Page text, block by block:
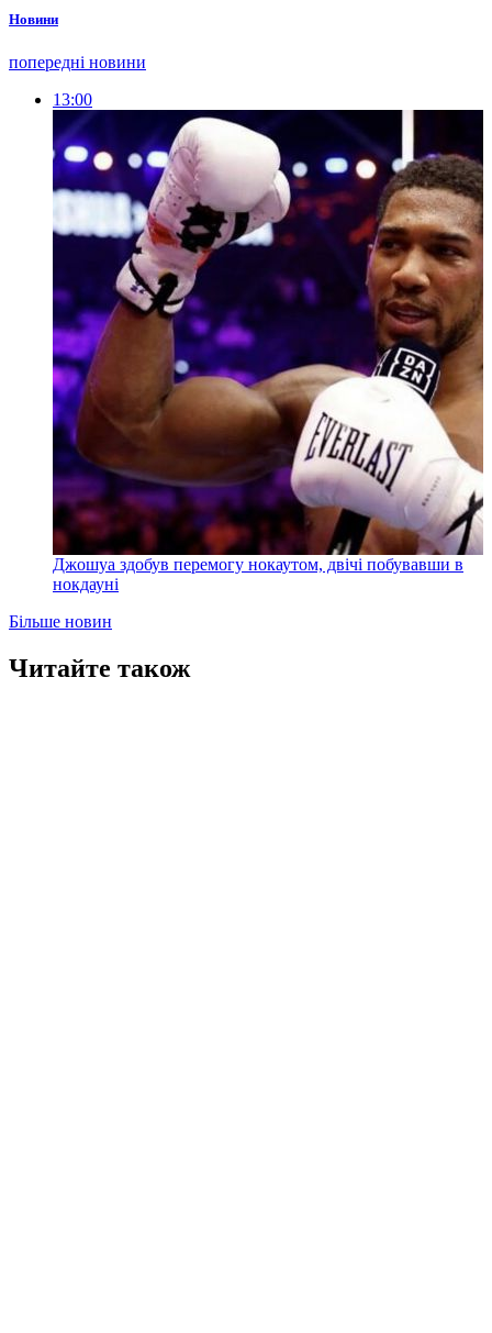
Новини
попередні новини
13:00
Джошуа здобув перемогу нокаутом, двічі побувавши в
нокдауні
Більше новин
Читайте також